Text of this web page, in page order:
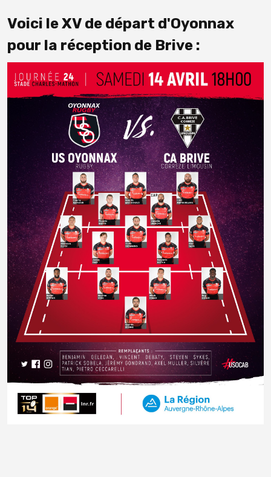
Voici le XV de départ d'Oyonnax
pour la réception de Brive :